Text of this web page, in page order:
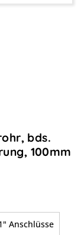
bds.
100mm
Anschlüsse